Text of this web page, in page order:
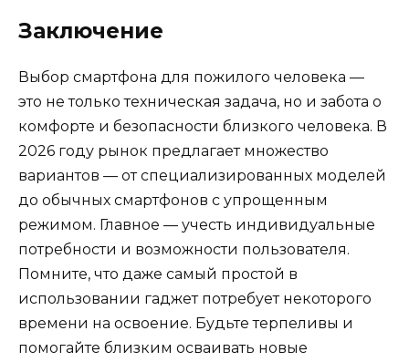
Заключение
Выбор смартфона для пожилого человека —
это не только техническая задача, но и забота о
комфорте и безопасности близкого человека. В
2026 году рынок предлагает множество
вариантов — от специализированных моделей
до обычных смартфонов с упрощенным
режимом. Главное — учесть индивидуальные
потребности и возможности пользователя.
Помните, что даже самый простой в
использовании гаджет потребует некоторого
времени на освоение. Будьте терпеливы и
помогайте близким осваивать новые